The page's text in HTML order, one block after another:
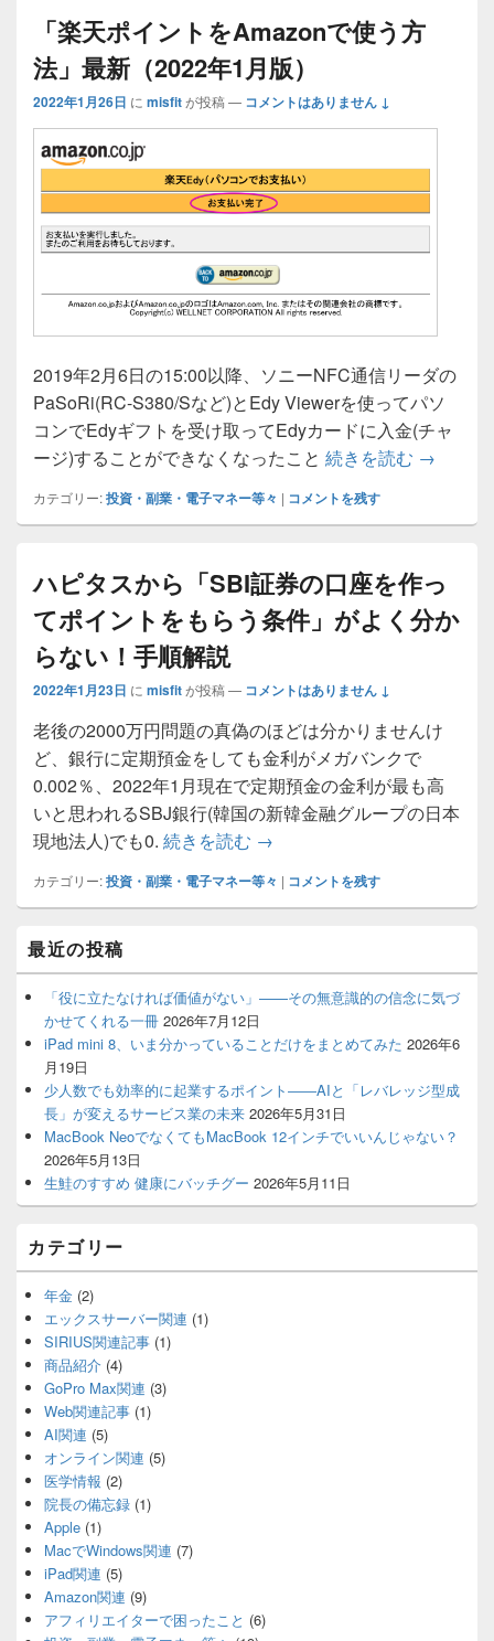
「楽天ポイントをAmazonで使う方
法」最新（2022年1月版）
2022年1月26日 に misfitが投稿 — コメントはありません ↓
2019年2月6日の15:00以降、ソニーNFC通信リーダの
PaSoRi(RC-S380/Sなど)とEdy Viewerを使ってパソ
コンでEdyギフトを受け取ってEdyカードに入金(チャ
ージ)することができなくなったこと 続きを読む 「楽天
→
カテゴリー:投資・副業・電子マネー等々 | コメントを残す
ハピタスから「SBI証券の口座を作っ
てポイントをもらう条件」がよく分か
らない！手順解説
2022年1月23日 に misfitが投稿 — コメントはありません ↓
老後の2000万円問題の真偽のほどは分かりませんけ
ど、銀行に定期預金をしても金利がメガバンクで
0.002％、2022年1月現在で定期預金の金利が最も高
いと思われるSBJ銀行(韓国の新韓金融グループの日本
現地法人)でも0. 続きを読む ハピタスから「SBI証券の口
→
カテゴリー:投資・副業・電子マネー等々 | コメントを残す
イ
ン
サ
ウ
ジ
エ
ア
最近の投稿
「役に立たなければ価値がない」——その無意識的の信念に気づ
かせてくれる一冊 2026年7月12日
iPad mini 8、いま分かっていることだけをまとめてみた 2026年6
月19日
少人数でも効率的に起業するポイント――AIと「レバレッジ型成
長」が変えるサービス業の未来 2026年5月31日
MacBook NeoでなくてもMacBook 12インチでいいんじゃない？
2026年5月13日
生鮭のすすめ 健康にバッチグー 2026年5月11日
カテゴリー
年金 (2)
エックスサーバー関連 (1)
SIRIUS関連記事 (1)
商品紹介 (4)
GoPro Max関連 (3)
Web関連記事 (1)
AI関連 (5)
オンライン関連 (5)
医学情報 (2)
院長の備忘録 (1)
Apple (1)
MacでWindows関連 (7)
iPad関連 (5)
Amazon関連 (9)
アフィリエイターで困ったこと (6)